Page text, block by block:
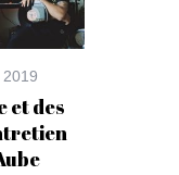
et des